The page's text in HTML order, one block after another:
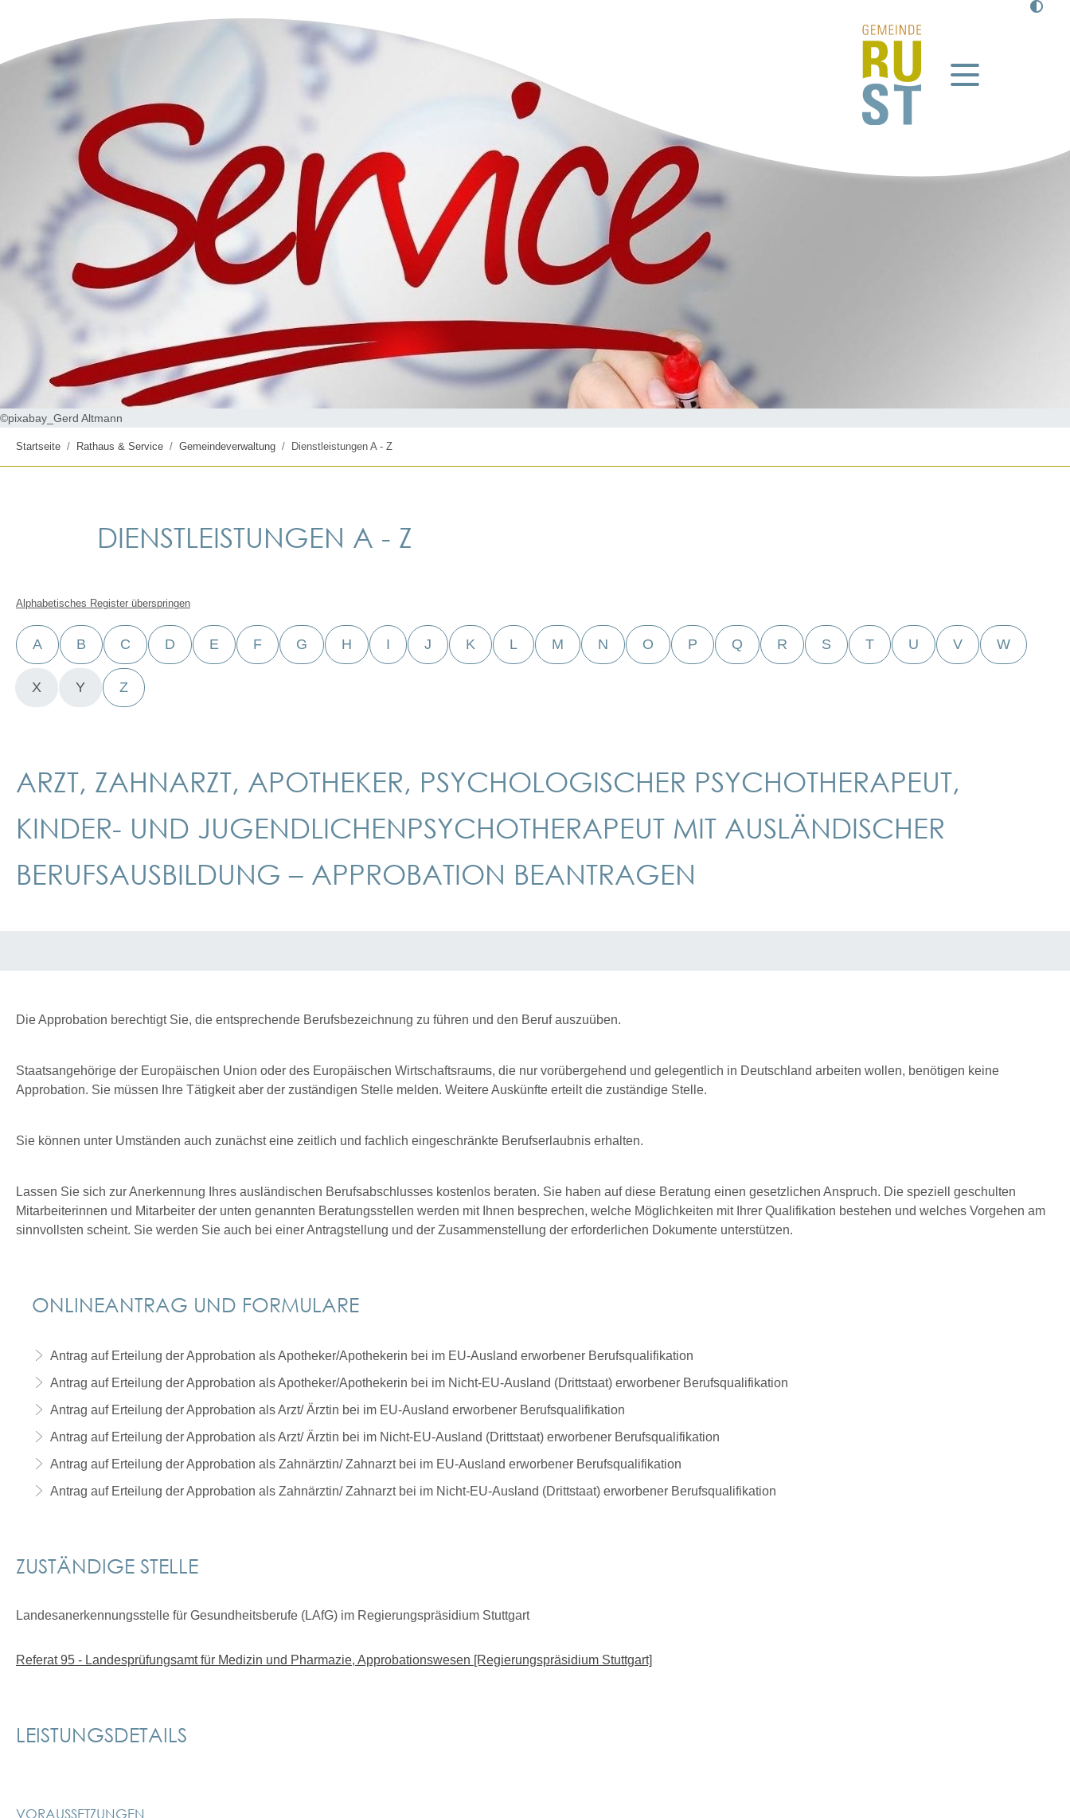
©pixabay_Gerd Altmann
Startseite Rathaus & Service Gemeindeverwaltung Dienstleistungen A - Z
DIENSTLEISTUNGEN A - Z
Alphabetisches Register überspringen
A B C D E F G H I J K L M N O P Q R S T U V W
X Y Z
ARZT, ZAHNARZT, APOTHEKER, PSYCHOLOGISCHER PSYCHOTHERAPEUT,
KINDER- UND JUGENDLICHENPSYCHOTHERAPEUT MIT AUSLÄNDISCHER
BERUFSAUSBILDUNG – APPROBATION BEANTRAGEN
Die Approbation berechtigt Sie, die entsprechende Berufsbezeichnung zu führen und den Beruf auszuüben.
Staatsangehörige der Europäischen Union oder des Europäischen Wirtschaftsraums, die nur vorübergehend und gelegentlich in Deutschland arbeiten wollen, benötigen keine
Approbation. Sie müssen Ihre Tätigkeit aber der zuständigen Stelle melden. Weitere Auskünfte erteilt die zuständige Stelle.
Sie können unter Umständen auch zunächst eine zeitlich und fachlich eingeschränkte Berufserlaubnis erhalten.
Lassen Sie sich zur Anerkennung Ihres ausländischen Berufsabschlusses kostenlos beraten. Sie haben auf diese Beratung einen gesetzlichen Anspruch. Die speziell geschulten
Mitarbeiterinnen und Mitarbeiter der unten genannten Beratungsstellen werden mit Ihnen besprechen, welche Möglichkeiten mit Ihrer Qualifikation bestehen und welches Vorgehen am
sinnvollsten scheint. Sie werden Sie auch bei einer Antragstellung und der Zusammenstellung der erforderlichen Dokumente unterstützen.
ONLINEANTRAG UND FORMULARE
Antrag auf Erteilung der Approbation als Apotheker/Apothekerin bei im EU-Ausland erworbener Berufsqualifikation
Antrag auf Erteilung der Approbation als Apotheker/Apothekerin bei im Nicht-EU-Ausland (Drittstaat) erworbener Berufsqualifikation
Antrag auf Erteilung der Approbation als Arzt/ Ärztin bei im EU-Ausland erworbener Berufsqualifikation
Antrag auf Erteilung der Approbation als Arzt/ Ärztin bei im Nicht-EU-Ausland (Drittstaat) erworbener Berufsqualifikation
Antrag auf Erteilung der Approbation als Zahnärztin/ Zahnarzt bei im EU-Ausland erworbener Berufsqualifikation
Antrag auf Erteilung der Approbation als Zahnärztin/ Zahnarzt bei im Nicht-EU-Ausland (Drittstaat) erworbener Berufsqualifikation
ZUSTÄNDIGE STELLE
Landesanerkennungsstelle für Gesundheitsberufe (LAfG) im Regierungspräsidium Stuttgart
Referat 95 - Landesprüfungsamt für Medizin und Pharmazie, Approbationswesen [Regierungspräsidium Stuttgart]
LEISTUNGSDETAILS
VORAUSSETZUNGEN